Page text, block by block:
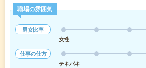
職場の雰囲気
男女比率
女性
仕事の仕方
テキパキ